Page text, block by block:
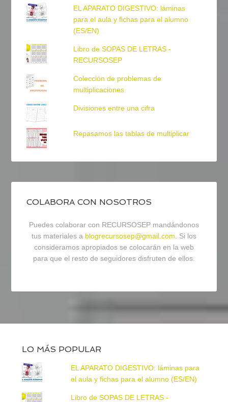
EL APARATO DIGESTIVO: láminas
para el aula y fichas para el alumno
(ES/EN)
Libro de SOPAS DE LETRAS -
RECURSOSEP
Colección de problemas de
multiplicaciones
Divisiones entre una cifra
Repasamos las tablas de multiplicar
COLABORA CON NOSOTROS
Puedes colaborar con RECURSOSEP mandándonos
tus materiales a blogrecursosep@gmail.com. Si los
consideramos apropiados se colocarán en la web
para que el resto de seguidores disfruten de ellos.
LO MÁS POPULAR
EL APARATO DIGESTIVO: láminas para
el aula y fichas para el alumno (ES/EN)
Libro de SOPAS DE LETRAS -